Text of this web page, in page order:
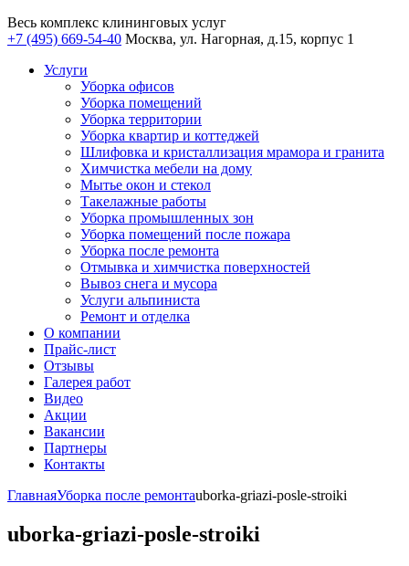
Весь комплекс клининговых услуг
+7 (495) 669-54-40 Москва, ул. Нагорная, д.15, корпус 1
Услуги
Уборка офисов
Уборка помещений
Уборка территории
Уборка квартир и коттеджей
Шлифовка и кристаллизация мрамора и гранита
Химчистка мебели на дому
Мытье окон и стекол
Такелажные работы
Уборка промышленных зон
Уборка помещений после пожара
Уборка после ремонта
Отмывка и химчистка поверхностей
Вывоз снега и мусора
Услуги альпиниста
Ремонт и отделка
О компании
Прайс-лист
Отзывы
Галерея работ
Видео
Акции
Вакансии
Партнеры
Контакты
ГлавнаяУборка после ремонтаuborka-griazi-posle-stroiki
uborka-griazi-posle-stroiki